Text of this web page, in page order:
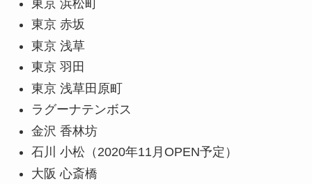
東京 浜松町
東京 赤坂
東京 浅草
東京 羽田
東京 浅草田原町
ラグーナテンボス
金沢 香林坊
石川 小松（2020年11月OPEN予定）
大阪 心斎橋